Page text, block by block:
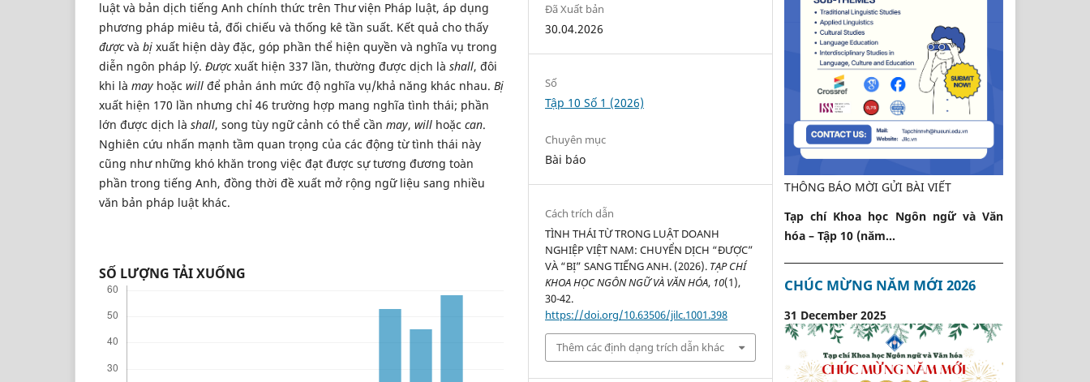
luật và bản dịch tiếng Anh chính thức trên Thư viện Pháp luật, áp dụng
phương pháp miêu tả, đối chiếu và thống kê tần suất. Kết quả cho thấy
đượcvà bị xuất hiện dày đặc, góp phần thể hiện quyền và nghĩa vụ trong
diễn ngôn pháp lý. Đượcxuất hiện 337 lần, thường được dịch là shall, đôi
khi là may hoặc will để phản ánh mức độ nghĩa vụ/khả năng khác nhau. Bị
xuất hiện 170 lần nhưng chỉ 46 trường hợp mang nghĩa tình thái; phần
lớn được dịch là shall, song tùy ngữ cảnh có thể cần may, will hoặc can.
Nghiên cứu nhấn mạnh tầm quan trọng của các động từ tình thái này
cũng như những khó khăn trong việc đạt được sự tương đương toàn
phần trong tiếng Anh, đồng thời đề xuất mở rộng ngữ liệu sang nhiều
văn bản pháp luật khác.
SỐ LƯỢNG TẢI XUỐNG
Đã Xuất bản
30.04.2026
Số
Tập 10 Số 1 (2026)
Chuyên mục
Bài báo
Cách trích dẫn
TÌNH THÁI TỪ TRONG LUẬT DOANH
NGHIỆP VIỆT NAM: CHUYỂN DỊCH “ĐƯỢC”
VÀ “BỊ” SANG TIẾNG ANH. (2026). TẠP CHÍ
KHOA HỌC NGÔN NGỮ VÀ VĂN HÓA, 10(1),
30-42.
https://doi.org/10.63506/jilc.1001.398
Thêm các định dạng trích dẫn khác
THÔNG BÁO MỜI GỬI BÀI VIẾT
Tạp chí Khoa học Ngôn ngữ và Văn
hóa – Tập 10 (năm...
CHÚC MỪNG NĂM MỚI 2026
31 December 2025